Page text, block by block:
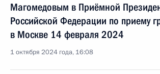
Магомедовым в Приёмной
Российской Федерации по приему
в Москве 14 февраля 2024
1 октября 2024 года, 16:08